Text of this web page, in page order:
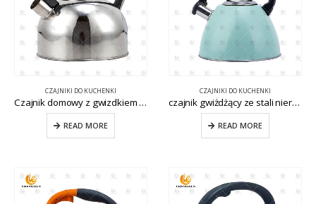
CZAJNIKI DO KUCHENKI
Czajnik domowy z gwizdkiem ze stali nierdzewnej CW-T074
READ MORE
CZAJNIKI DO KUCHENKI
czajnik gwiżdżący ze stali nierdzewnej do domowej kuchni CW-T076
READ MORE